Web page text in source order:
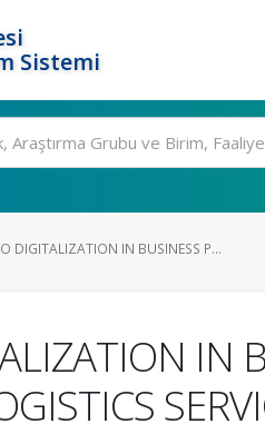
Sistemi
DIGITALIZATION IN BUSINESS P...
IN